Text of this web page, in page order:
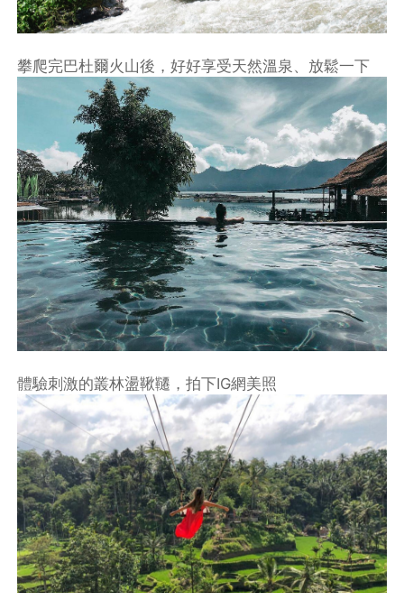
攀爬完巴杜爾火山後，好好享受天然溫泉、放鬆一下
體驗刺激的叢林盪鞦韆，拍下IG網美照